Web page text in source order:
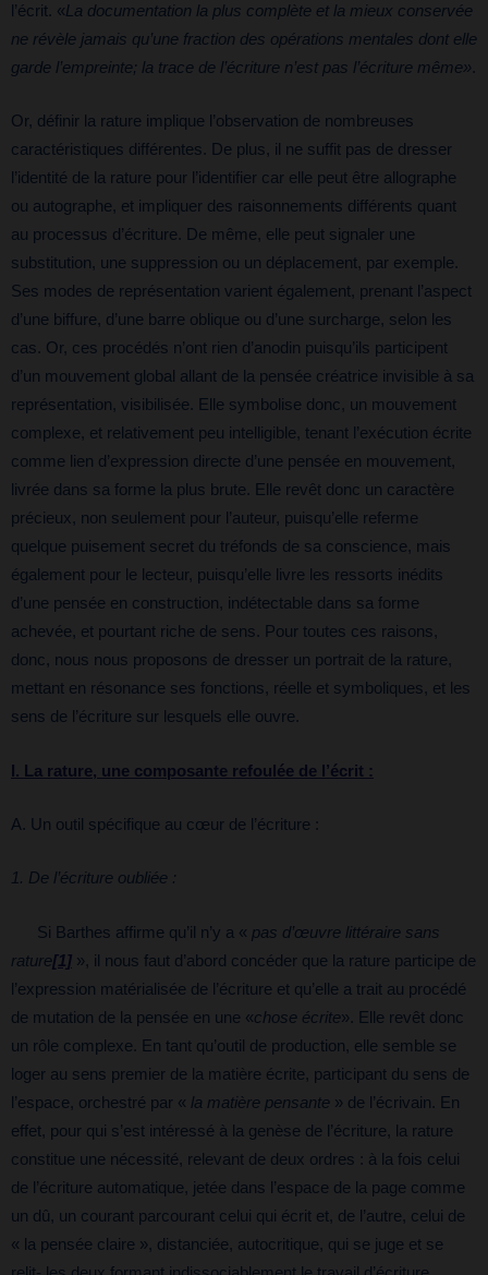
l’écrit. «L a documentation la plus complète et la mieux conservée
ne révèle jamais qu’une fraction des opérations mentales dont elle
garde l’empreinte; la trace de l’écriture n’est pas l’écriture même».
Or, définir la rature implique l’observation de nombreuses
caractéristiques différentes. De plus, il ne suffit pas de dresser
l’identité de la rature pour l’identifier car elle peut être allographe
ou autographe, et impliquer des raisonnements différents quant
au processus d’écriture. De même, elle peut signaler une
substitution, une suppression ou un déplacement, par exemple.
Ses modes de représentation varient également, prenant l’aspect
d’une biffure, d’une barre oblique ou d’une surcharge, selon les
cas. Or, ces procédés n’ont rien d’anodin puisqu’ils participent
d’un mouvement global allant de la pensée créatrice invisible à sa
représentation, visibilisée. Elle symbolise donc, un mouvement
complexe, et relativement peu intelligible, tenant l’exécution écrite
comme lien d’expression directe d’une pensée en mouvement,
livrée dans sa forme la plus brute. Elle revêt donc un caractère
précieux, non seulement pour l’auteur, puisqu’elle referme
quelque puisement secret du tréfonds de sa conscience, mais
également pour le lecteur, puisqu’elle livre les ressorts inédits
d’une pensée en construction, indétectable dans sa forme
achevée, et pourtant riche de sens. Pour toutes ces raisons,
donc, nous nous proposons de dresser un portrait de la rature,
mettant en résonance ses fonctions, réelle et symboliques, et les
sens de l’écriture sur lesquels elle ouvre.
I. La rature, une composante refoulée de l’écrit :
A. Un outil spécifique au cœur de l’écriture :
1. De l’écriture oubliée :
Si Barthes affirme qu’il n’y a « pas d’œuvre littéraire sans
rature[1] », il nous faut d’abord concéder que la rature participe de
l’expression matérialisée de l’écriture et qu’elle a trait au procédé
de mutation de la pensée en une «chose écrite». Elle revêt donc
un rôle complexe. En tant qu’outil de production, elle semble se
loger au sens premier de la matière écrite, participant du sens de
l’espace, orchestré par « la matière pensante » de l’écrivain. En
effet, pour qui s’est intéressé à la genèse de l’écriture, la rature
constitue une nécessité, relevant de deux ordres : à la fois celui
de l’écriture automatique, jetée dans l’espace de la page comme
un dû, un courant parcourant celui qui écrit et, de l’autre, celui de
« la pensée claire », distanciée, autocritique, qui se juge et se